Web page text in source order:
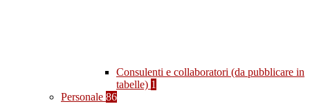
Consulenti e collaboratori (da pubblicare in
tabelle) 1
Personale 86